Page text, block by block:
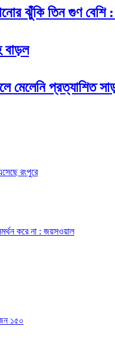
ঝুঁকি তিন গুণ বেশি :
বাড়ল
মেলেনি প্রত্যাশিত
রংপুরে
করে না : জয়সওয়াল
১৫০